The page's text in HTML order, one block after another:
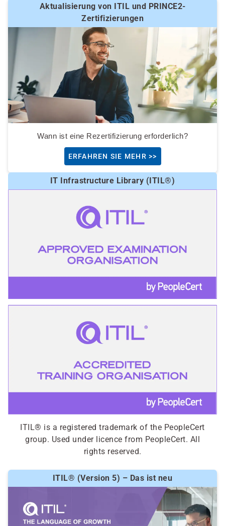
Aktualisierung von ITIL und PRINCE2-
Zertifizierungen
Wann ist eine Rezertifizierung erforderlich?
ERFAHREN SIE MEHR >>
IT Infrastructure Library (ITIL®)
ITIL® is a registered trademark of the PeopleCert
group. Used under licence from PeopleCert. All
rights reserved.
ITIL® (Version 5) – Das ist neu